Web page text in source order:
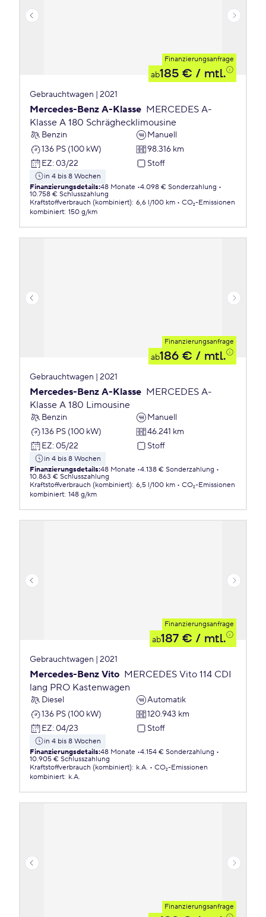
Finanzierungsanfrage
ab185 € / mtl.
Gebrauchtwagen | 2021
Mercedes-Benz A-Klasse MERCEDES A-
Klasse A 180 Schräghecklimousine
Benzin
Manuell
136 PS (100 kW)
98.316 km
EZ: 03/22 Stoff
in 4 bis 8 Wochen
Finanzierungsdetails:48 Monate 4.098 € Sonderzahlung
10.758 € Schlusszahlung
Kraftstoffverbrauch (kombiniert): 6,6 l/100 km
CO₂-Emissionen
kombiniert: 150 g/km
Finanzierungsanfrage
ab186 € / mtl.
Gebrauchtwagen | 2021
Mercedes-Benz A-Klasse MERCEDES A-
Klasse A 180 Limousine
Benzin
Manuell
136 PS (100 kW)
46.241 km
EZ: 05/22 Stoff
in 4 bis 8 Wochen
Finanzierungsdetails:48 Monate 4.138 € Sonderzahlung
10.863 € Schlusszahlung
Kraftstoffverbrauch (kombiniert): 6,5 l/100 km
CO₂-Emissionen
kombiniert: 148 g/km
Finanzierungsanfrage
ab187 € / mtl.
Gebrauchtwagen | 2021
Mercedes-Benz Vito MERCEDES Vito 114 CDI
lang PRO Kastenwagen
Diesel
Automatik
136 PS (100 kW)
120.943 km
EZ: 04/23 Stoff
in 4 bis 8 Wochen
Finanzierungsdetails:48 Monate 4.154 € Sonderzahlung
10.905 € Schlusszahlung
Kraftstoffverbrauch (kombiniert): k.A.
CO₂-Emissionen
kombiniert: k.A.
Finanzierungsanfrage